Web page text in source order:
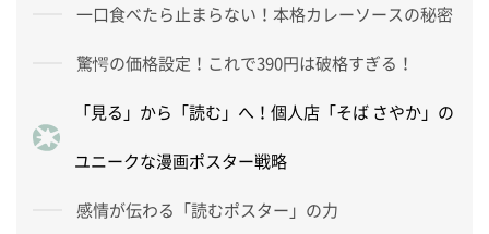
一口食べたら止まらない！本格カレーソースの秘密
驚愕の価格設定！これで390円は破格すぎる！
「見る」から「読む」へ！個人店「そば さやか」の
ユニークな漫画ポスター戦略
感情が伝わる「読むポスター」の力